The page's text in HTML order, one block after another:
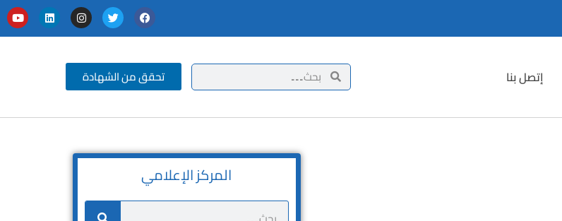
إتصل بنا تحقق من الشهادة
المركز الإعلامي